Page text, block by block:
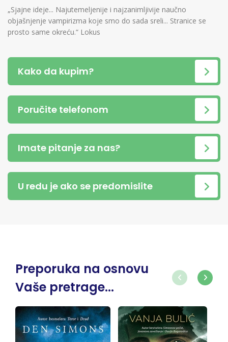
„Sjajne ideje... Najutemeljenije i najzanimljivije naučno
objašnjenje vampirizma koje smo do sada sreli... Stranice se
prosto same okreću.“ Lokus
Kako da kupim?
Poručite telefonom
Imate pitanje za nas?
U redu je ako se predomislite
Preporuka na osnovu
Vaše pretrage...